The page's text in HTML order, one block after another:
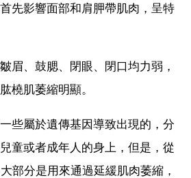
先影響面部和肩胛帶肌肉，呈特
眉、鼓腮、閉眼、閉口均力弱，
橈肌萎縮明顯。
些屬於遺傳基因導致出現的，分
童或者成年人的身上，但是，從
部分是用來通過延緩肌肉萎縮，